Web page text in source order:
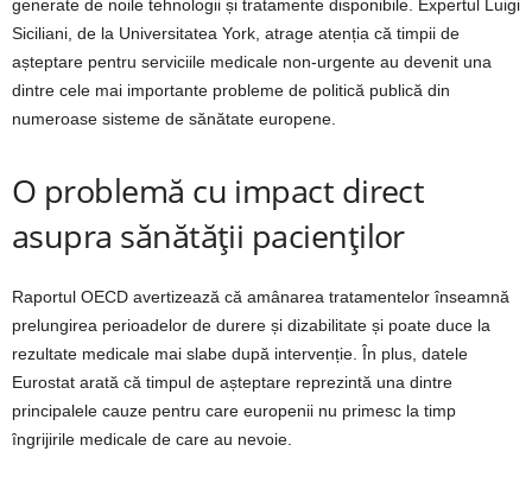
generate de noile tehnologii și tratamente disponibile. Expertul Luigi
Siciliani, de la Universitatea York, atrage atenția că timpii de
așteptare pentru serviciile medicale non-urgente au devenit una
dintre cele mai importante probleme de politică publică din
numeroase sisteme de sănătate europene.
O problemă cu impact direct
asupra sănătății pacienților
Raportul OECD avertizează că amânarea tratamentelor înseamnă
prelungirea perioadelor de durere și dizabilitate și poate duce la
rezultate medicale mai slabe după intervenție. În plus, datele
Eurostat arată că timpul de așteptare reprezintă una dintre
principalele cauze pentru care europenii nu primesc la timp
îngrijirile medicale de care au nevoie.